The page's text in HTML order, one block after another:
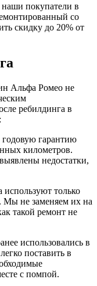
наши покупатели в
со
скидку до 20% от
Альфа Ромео не
ребилдинга в
годовую гарантию
километров.
недостатки,
используют только
Мы не заменяем их на
такой ремонт не
использовались в
поставить в
с помпой.